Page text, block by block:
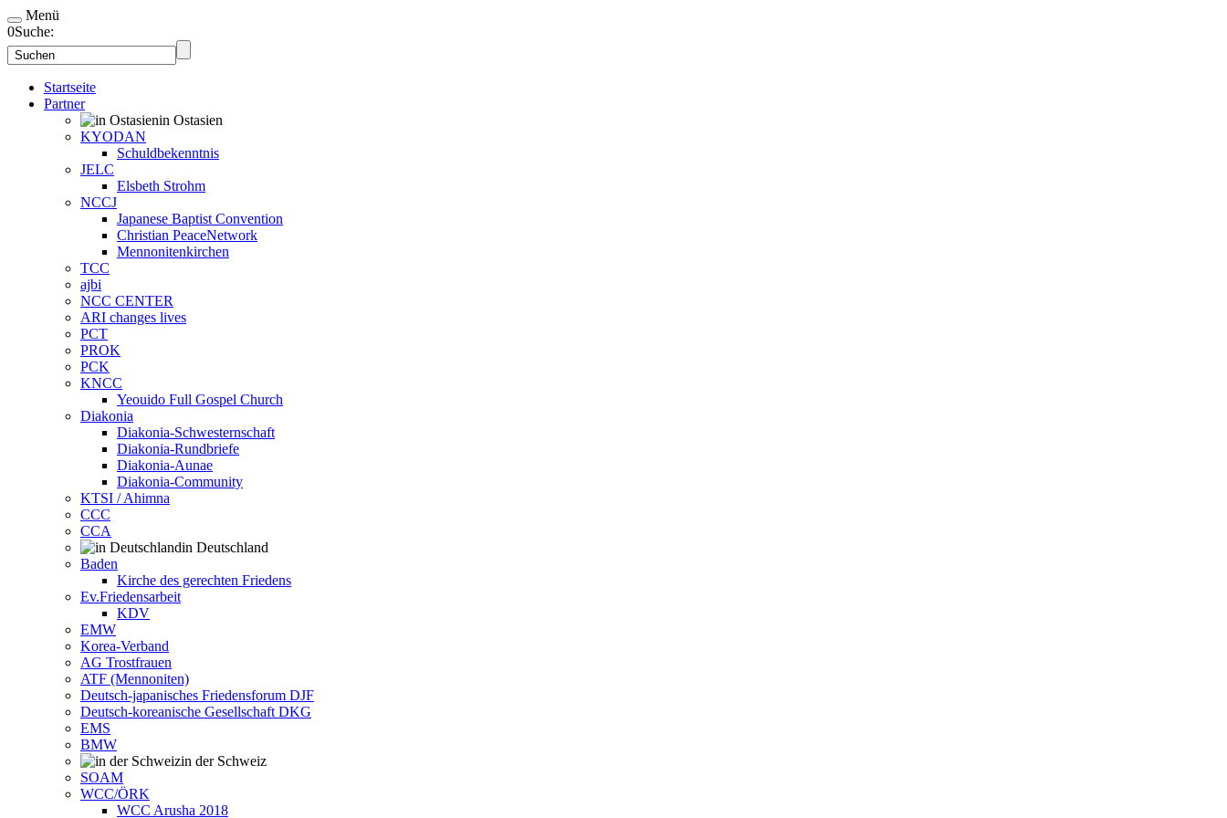
Menü
0Suche:
Startseite
Partner
in Ostasien
KYODAN
Schuldbekenntnis
JELC
Elsbeth Strohm
NCCJ
Japanese Baptist Convention
Christian PeaceNetwork
Mennonitenkirchen
TCC
ajbi
NCC CENTER
ARI changes lives
PCT
PROK
PCK
KNCC
Yeouido Full Gospel Church
Diakonia
Diakonia-Schwesternschaft
Diakonia-Rundbriefe
Diakonia-Aunae
Diakonia-Community
KTSI / Ahimna
CCC
CCA
in Deutschland
Baden
Kirche des gerechten Friedens
Ev.Friedensarbeit
KDV
EMW
Korea-Verband
AG Trostfrauen
ATF (Mennoniten)
Deutsch-japanisches Friedensforum DJF
Deutsch-koreanische Gesellschaft DKG
EMS
BMW
in der Schweiz
SOAM
WCC/ÖRK
WCC Arusha 2018